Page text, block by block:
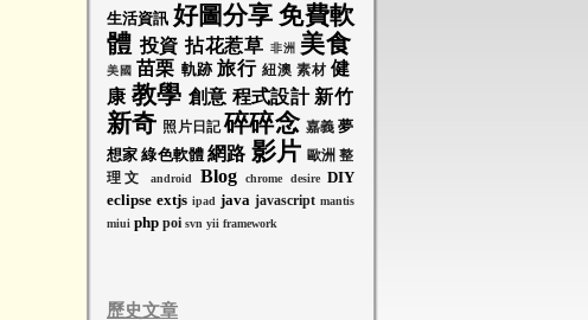
生活資訊 好圖分享 免費軟
體 投資 拈花惹草 非洲 美食
美國 苗栗 軌跡 旅行 紐澳 素材 健
康 教學 創意 程式設計 新竹
新奇 照片日記 碎碎念 嘉義 夢
想家 綠色軟體 網路 影片 歐洲 整
理文
android Blog chrome desire DIY
eclipse extjs ipad java javascript mantis
miui php poi svn yii framework
歷史文章